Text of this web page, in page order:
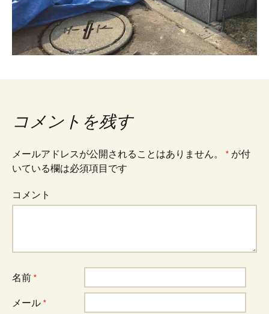
コメントを残す
メールアドレスが公開されることはありません。 * が付
いている欄は必須項目です
コメント
名前 *
メール *